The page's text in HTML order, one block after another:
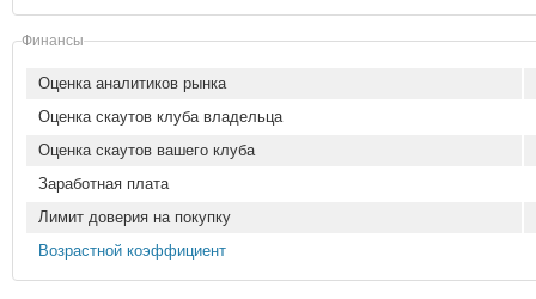
Финансы
Оценка аналитиков рынка
Оценка скаутов клуба владельца
Оценка скаутов вашего клуба
Заработная плата
Лимит доверия на покупку
Возрастной коэффициент